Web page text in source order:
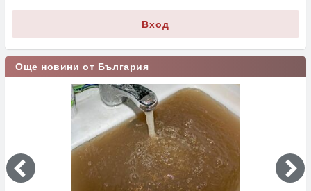
Вход
Още новини от България